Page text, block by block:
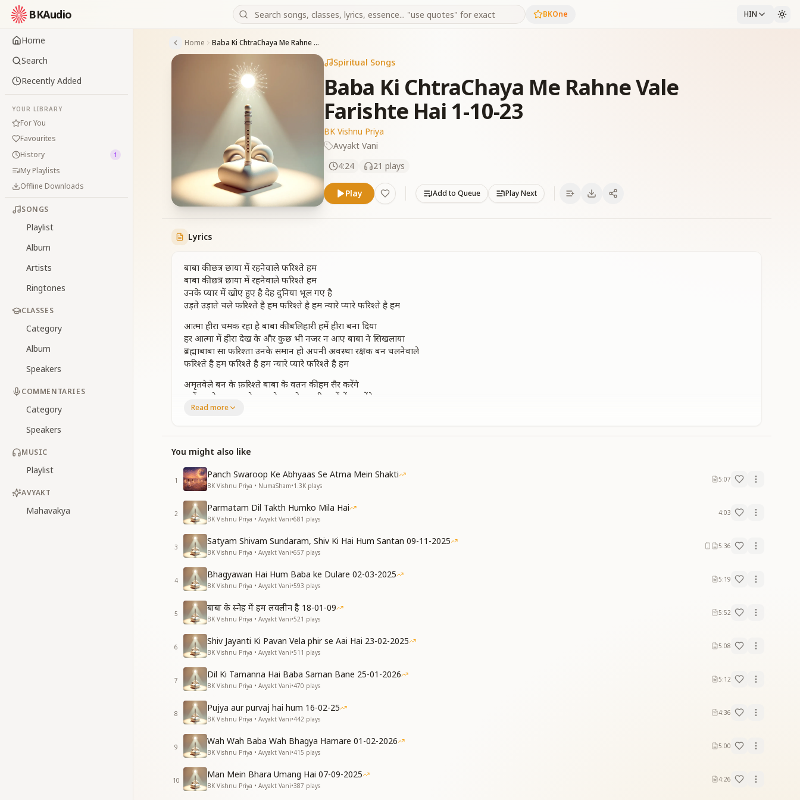
BKAudio BKOne HIN
Home
Search
Recently Added
YOUR LIBRARY
For You
Favourites
History
1
My Playlists
Offline Downloads
SONGS
Playlist
Album
Artists
Ringtones
CLASSES
Category
Album
Speakers
COMMENTARIES
Category
Speakers
MUSIC
Playlist
AVYAKT
Mahavakya
Home Baba Ki ChtraChaya Me Rahne Vale Farishte Hai 1-10-23
Spiritual Songs
Baba Ki ChtraChaya Me Rahne Vale
Farishte Hai 1-10-23
BK Vishnu Priya
Avyakt Vani
4:24
21 plays
Play Add to Queue Play Next
Lyrics
बाबा की छत्र छाया में रहनेवाले फरिश्ते हम
बाबा की छत्र छाया में रहनेवाले फरिश्ते हम
उनके प्यार में खोए हुए है देह दुनिया भूल गए है
उड़ते उड़ाते चले फरिश्ते है हम फरिश्ते है हम न्यारे प्यारे फरिश्ते है हम
आत्मा हीरा चमक रहा है बाबा की बलिहारी हमें हीरा बना दिया
हर आत्मा में हीरा देख के और कुछ भी नजर न आए बाबा ने सिखलाया
ब्रह्माबाबा सा फरिश्ता उनके समान हो अपनी अवस्था रक्षक बन चलनेवाले
फरिश्ते है हम फरिश्ते है हम न्यारे प्यारे फरिश्ते है हम
अमृतवेले बन के फ़रिश्ते बाबा के वतन की हम सैर करेंगे
बाहें पसारे बाबा हमारे प्यार से हमको अपनी बाहों में भर लेंगे
हर मुश्किल में बापदादा छत्र छाया बन करके साथ निभाएंगे
सबको ही देने वाले फरिश्ते है हम फरिश्ते है हम
न्यारे प्यारे फरिश्ते है हम
बाबा की छत्र छाया में रहनेवाले फरिश्ते हम
बाबा की छत्र छाया में रहनेवाले फरिश्ते हम
उनके प्यार में खोए हुए है देह दुनिया भूल गए है
Read more
You might also like
1
Panch Swaroop Ke Abhyaas Se Atma Mein Shakti
BK Vishnu Priya • NumaSham•1.3K plays
5:07
2
Parmatam Dil Takth Humko Mila Hai
BK Vishnu Priya • Avyakt Vani•681 plays
4:03
3
Satyam Shivam Sundaram, Shiv Ki Hai Hum Santan 09-11-2025
BK Vishnu Priya • Avyakt Vani•657 plays
5:36
4
Bhagyawan Hai Hum Baba ke Dulare 02-03-2025
BK Vishnu Priya • Avyakt Vani•593 plays
5:19
5
बाबा के स्नेह में हम लवलीन है 18-01-09
BK Vishnu Priya • Avyakt Vani•521 plays
5:52
6
Shiv Jayanti Ki Pavan Vela phir se Aai Hai 23-02-2025
BK Vishnu Priya • Avyakt Vani•511 plays
5:08
7
Dil Ki Tamanna Hai Baba Saman Bane 25-01-2026
BK Vishnu Priya • Avyakt Vani•470 plays
5:12
8
Pujya aur purvaj hai hum 16-02-25
BK Vishnu Priya • Avyakt Vani•442 plays
4:36
9
Wah Wah Baba Wah Bhagya Hamare 01-02-2026
BK Vishnu Priya • Avyakt Vani•415 plays
5:00
10
Man Mein Bhara Umang Hai 07-09-2025
BK Vishnu Priya • Avyakt Vani•387 plays
4:26